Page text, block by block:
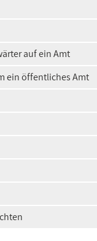
auf ein Amt
ein öffentliches Amt